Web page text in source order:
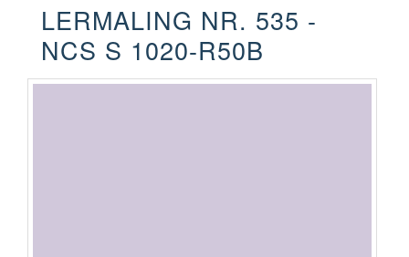
LERMALING NR. 535 -
NCS S 1020-R50B